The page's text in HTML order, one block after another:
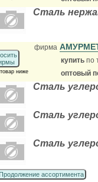
Сталь
ниже
фирма
купить по
оптовый
Сталь
Сталь
Сталь
Продолжение ассортимента